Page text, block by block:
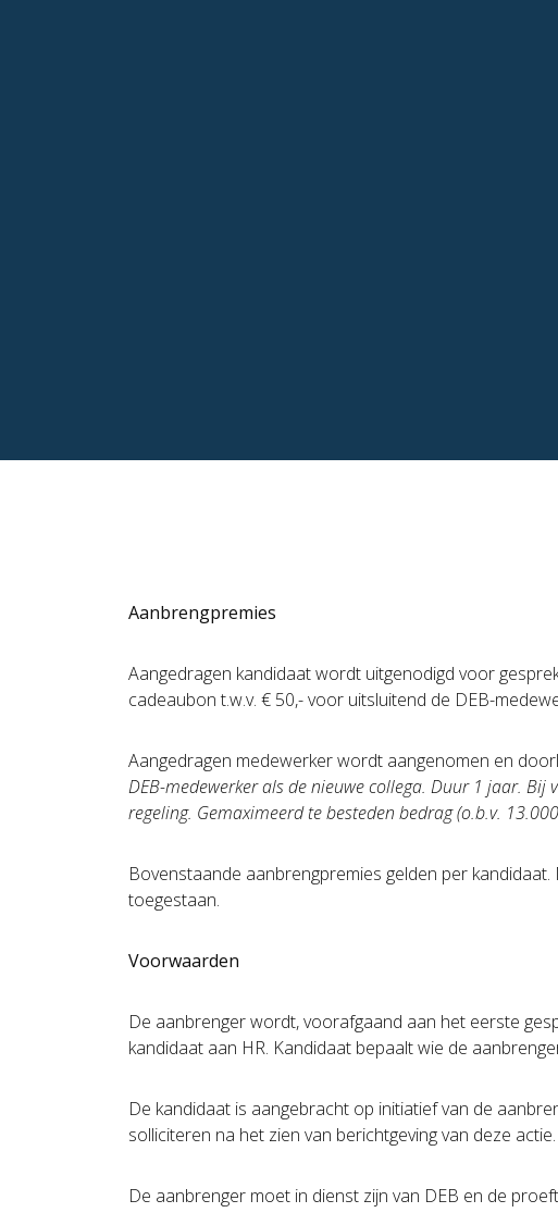
Aanbrengpremies
Aangedragen kandidaat wordt uitgenodigd voor
cadeaubon t.w.v. € 50,- voor uitsluitend de DEB-
Aangedragen medewerker wordt aangenomen en
DEB-medewerker als de nieuwe collega. Duur 1 jaar.
regeling. Gemaximeerd te besteden bedrag (o.b.v.
Bovenstaande aanbrengpremies gelden per
toegestaan.
Voorwaarden
De aanbrenger wordt, voorafgaand aan het eerste
kandidaat aan HR. Kandidaat bepaalt wie de
De kandidaat is aangebracht op initiatief van de
solliciteren na het zien van berichtgeving van deze actie.
De aanbrenger moet in dienst zijn van DEB en de